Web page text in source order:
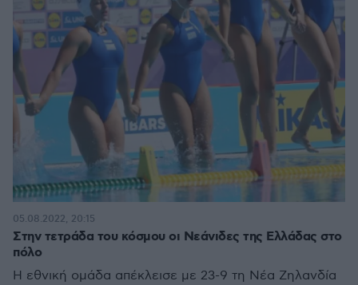
Στην τετράδα του κόσμου οι Νεάνιδες της Ελλάδας στο
πόλο
Η εθνική ομάδα απέκλεισε με 23-9 τη Νέα Ζηλανδία
05.08.2022, 20:15